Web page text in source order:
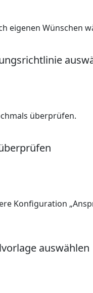
eigenen Wünschen
überprüfen.
Konfiguration
auswählen